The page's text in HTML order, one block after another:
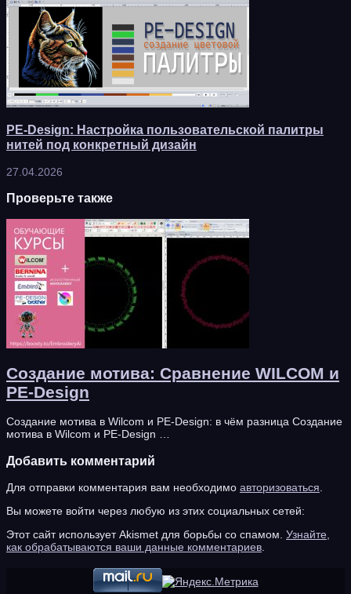
PE-Design: Настройка пользовательской палитры
нитей под конкретный дизайн
27.04.2026
Проверьте также
Создание мотива: Сравнение WILCOM и
PE-Design
Создание мотива в Wilcom и PE-Design: в чём разница Создание
мотива в Wilcom и PE-Design …
Добавить комментарий
Для отправки комментария вам необходимо авторизоваться
Вы можете войти через любую из этих социальных сетей:
Этот сайт использует Akismet для борьбы со спамом. Узнайте,
как обрабатываются ваши данные комментариев